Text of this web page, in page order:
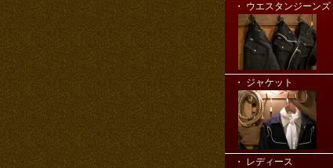
・ ウエスタンジーンズ
・ ジャケット
・ レディース